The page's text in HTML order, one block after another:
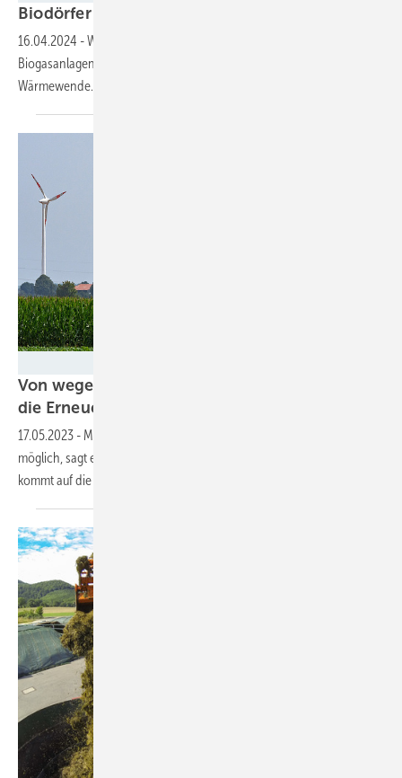
Bio dörfer ohne
16.04.2024 -Wegen der auslaufenden EEG-Förderung droht etlichen
Biogasanlagen das Aus. Das hat Konsequenzen für die kommunale
­Wärmewende.
Von wegen Flächenfraß! So effektiv erzeugen
die Erneuerbaren Strom und
17.05.2023 - Mehr Energie von weniger landwirtschaftlicher Fläche ist
möglich, sagt ein aktueller Faktencheck des Thünen Instituts. Aber es
kommt auf die Technologie